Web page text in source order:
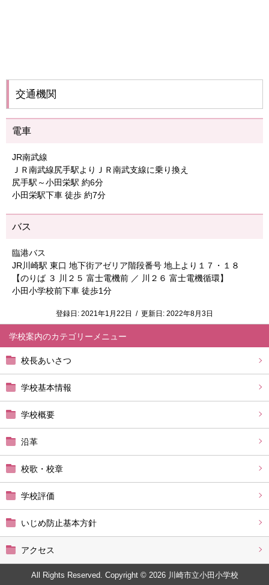
学校案内
校長あいさつ
学校基本情報
学校概要
沿革
校歌・校章
学校評価
いじめ防止基本方針
アクセス
交通機関
電車
JR南武線
ＪＲ南武線尻手駅よりＪＲ南武支線に乗り換え
尻手駅～小田栄駅 約6分
小田栄駅下車 徒歩 約7分
バス
臨港バス
JR川崎駅 東口 地下街アゼリア階段番号 地上より１７・１８
【のりば ３ 川２５ 富士電機前 ／ 川２６ 富士電機循環】
小田小学校前下車 徒歩1分
登録日: 2021年1月22日 / 更新日: 2022年8月3日
All Rights Reserved. Copyright © 2026 川崎市立小田小学校